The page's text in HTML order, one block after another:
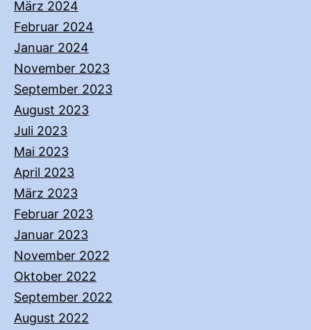
März 2024
Februar 2024
Januar 2024
November 2023
September 2023
August 2023
Juli 2023
Mai 2023
April 2023
März 2023
Februar 2023
Januar 2023
November 2022
Oktober 2022
September 2022
August 2022